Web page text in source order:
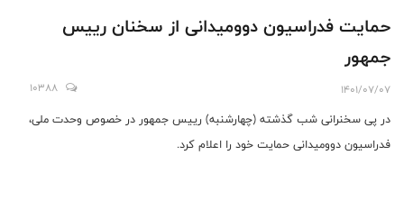
حمایت فدراسیون دوومیدانی از سخنان رییس
جمهور
1401/07/07
10388
در پی سخنرانی شب گذشته (چهارشنبه) رییس جمهور در خصوص وحدت ملی،
فدراسیون دوومیدانی حمایت خود را اعلام کرد.